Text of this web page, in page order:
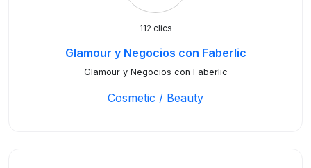
112 clics
Glamour y Negocios con Faberlic
Glamour y Negocios con Faberlic
Cosmetic / Beauty